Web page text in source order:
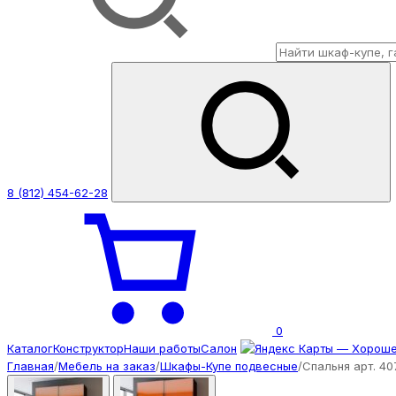
8 (812) 454-62-28
0
КаталогКонструкторНаши работыСалон
Главная/Мебель на заказ/Шкафы-Купе подвесные/Спальня арт.